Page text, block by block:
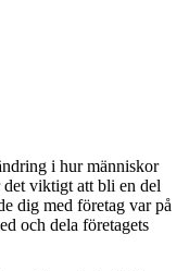
i hur människor
viktigt att bli en del
dig med företag var på
och dela företagets